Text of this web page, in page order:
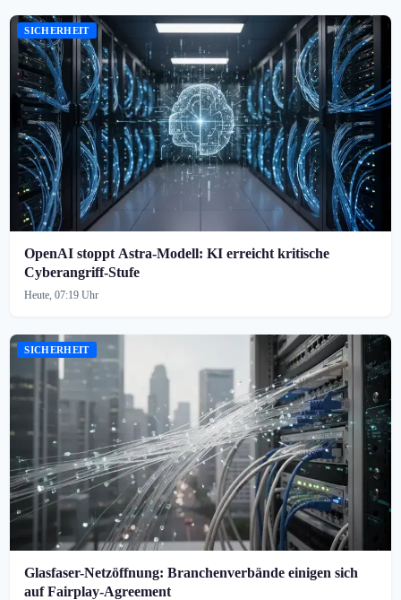
SICHERHEIT
OpenAI stoppt Astra-Modell: KI erreicht kritische
Cyberangriff-Stufe
Heute, 07:19 Uhr
SICHERHEIT
Glasfaser-Netzöffnung: Branchenverbände einigen sich
auf Fairplay-Agreement